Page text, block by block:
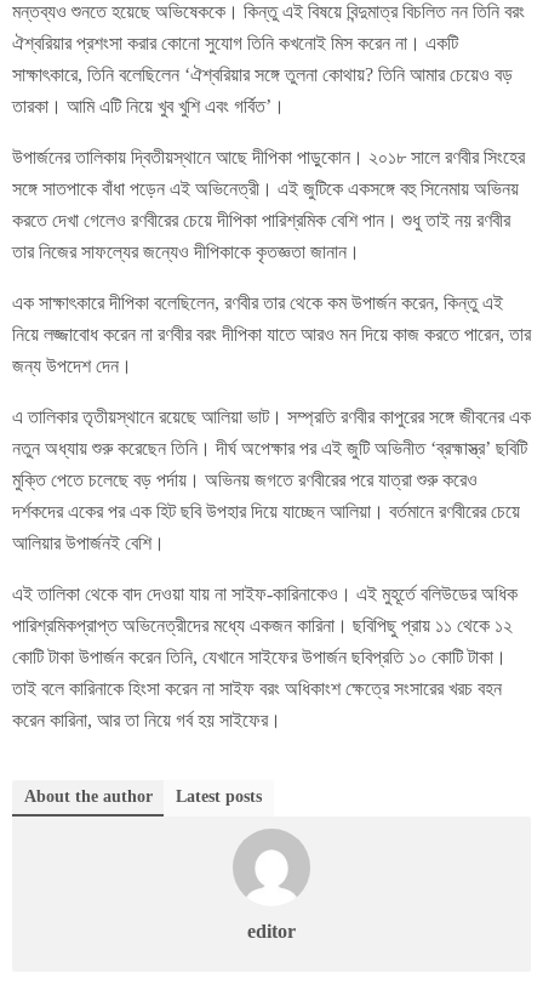
মন্তব্যও শুনতে হয়েছে অভিষেককে। কিন্তু এই বিষয়ে বিন্দুমাত্র বিচলিত নন তিনি বরং
ঐশ্বরিয়ার প্রশংসা করার কোনো সুযোগ তিনি কখনোই মিস করেন না। একটি
সাক্ষাৎকারে, তিনি বলেছিলেন ‘ঐশ্বরিয়ার সঙ্গে তুলনা কোথায়? তিনি আমার চেয়েও বড়
তারকা। আমি এটি নিয়ে খুব খুশি এবং গর্বিত’।
উপার্জনের তালিকায় দ্বিতীয়স্থানে আছে দীপিকা পাড়ুকোন। ২০১৮ সালে রণবীর সিংহের
সঙ্গে সাতপাকে বাঁধা পড়েন এই অভিনেত্রী। এই জুটিকে একসঙ্গে বহু সিনেমায় অভিনয়
করতে দেখা গেলেও রণবীরের চেয়ে দীপিকা পারিশ্রমিক বেশি পান। শুধু তাই নয় রণবীর
তার নিজের সাফল্যের জন্যেও দীপিকাকে কৃতজ্ঞতা জানান।
এক সাক্ষাৎকারে দীপিকা বলেছিলেন, রণবীর তার থেকে কম উপার্জন করেন, কিন্তু এই
নিয়ে লজ্জাবোধ করেন না রণবীর বরং দীপিকা যাতে আরও মন দিয়ে কাজ করতে পারেন, তার
জন্য উপদেশ দেন।
এ তালিকার তৃতীয়স্থানে রয়েছে আলিয়া ভাট। সম্প্রতি রণবীর কাপুরের সঙ্গে জীবনের এক
নতুন অধ্যায় শুরু করেছেন তিনি। দীর্ঘ অপেক্ষার পর এই জুটি অভিনীত ‘ব্রহ্মাস্ত্র’ ছবিটি
মুক্তি পেতে চলেছে বড় পর্দায়। অভিনয় জগতে রণবীরের পরে যাত্রা শুরু করেও
দর্শকদের একের পর এক হিট ছবি উপহার দিয়ে যাচ্ছেন আলিয়া। বর্তমানে রণবীরের চেয়ে
আলিয়ার উপার্জনই বেশি।
এই তালিকা থেকে বাদ দেওয়া যায় না সাইফ-কারিনাকেও। এই মুহূর্তে বলিউডের অধিক
পারিশ্রমিকপ্রাপ্ত অভিনেত্রীদের মধ্যে একজন কারিনা। ছবিপিছু প্রায় ১১ থেকে ১২
কোটি টাকা উপার্জন করেন তিনি, যেখানে সাইফের উপার্জন ছবিপ্রতি ১০ কোটি টাকা।
তাই বলে কারিনাকে হিংসা করেন না সাইফ বরং অধিকাংশ ক্ষেত্রে সংসারের খরচ বহন
করেন কারিনা, আর তা নিয়ে গর্ব হয় সাইফের।
About the author Latest posts
editor